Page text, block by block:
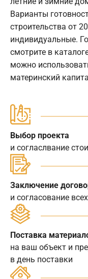
Варианты
строительства от
индивидуальные.
смотрите в
можно
материнский
Выбор проекта
и согласлвание
Заключение
и согласование
Поставка
на ваш объект и
в день поставки